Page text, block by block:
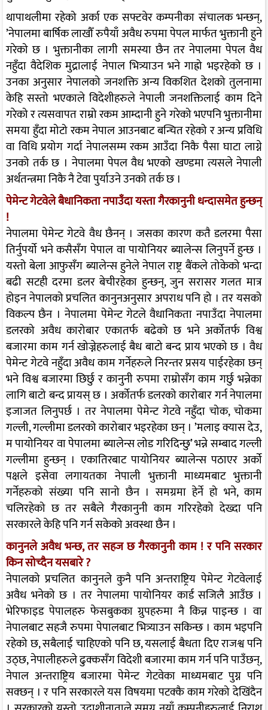
थापाथलीमा रहेको अर्का एक सफ्टवेर कम्पनीका संचालक भन्छन्,
’नेपालमा बार्षिक लाखौँ रुपैयाँ अवैध रुपमा पेपल मार्फत भुक्तानी हुने
गरेको छ । भुक्तानीका लागी समस्या छैन तर नेपालमा पेपल वैध
नहुँदा वैदेशिक मुद्रालाई नेपाल भित्र्याउन भने गाह्रो भइरहेको छ ।
उनका अनुसार नेपालको जनशक्ति अन्य विकशित देशको तुलनामा
केहि सस्तो भएकाले विदेशीहरुले नेपाली जनशक्तिलाई काम दिने
गरेको र त्यसवापत राम्रो रकम आम्दानी हुने गरेको भएपनि भुक्तानीमा
समया हुँदा मोटो रकम नेपाल आउनबाट बन्चित रहेको र अन्य प्रविधि
वा विधि प्रयोग गर्दा नेपालसम्म रकम आउँदा निकै पैसा घाटा लाग्ने
उनको तर्क छ । नेपालमा पेपल वैध भएको खण्डमा त्यसले नेपाली
अर्थतन्त्रमा निकै नै टेवा पुर्याउने उनको तर्क छ ।
पेमेन्ट गेटवेले बैधानिकता नपाउँदा यस्ता गैरकानुनी धन्दासमेत हुन्छन्
!
नेपालमा पेमेन्ट गेटवे वैध छैनन् । जसका कारण कतै डलरमा पैसा
तिर्नुपर्यो भने कसैसँग पेपाल वा पायोनियर ब्यालेन्स लिनुपर्ने हुन्छ ।
यस्तो बेला आफुसँग ब्यालेन्स हुनेले नेपाल राष्ट्र बैंकले तोकेको भन्दा
बढी सटही दरमा डलर बेचीरहेका हुन्छन्, जुन सरासर गलत मात्र
होइन नेपालको प्रचलित कानुनअनुसार अपराध पनि हो । तर यसको
विकल्प छैन । नेपालमा पेमेन्ट गेटले वैधानिकता नपाउँदा नेपालमा
डलरको अवैध कारोबार एकातर्फ बढेको छ भने अर्कोतर्फ विश्व
बजारमा काम गर्न खोज्नेहरुलाई बैध बाटो बन्द प्राय भएको छ । वैध
पेमेन्ट गेटवे नहुँदा अवैध काम गर्नेहरुले निरन्तर प्रसय पाईरहेका छन्
भने विश्व बजारमा छिर्छु र कानुनी रुपमा राम्रोसँग काम गर्छु भन्नेका
लागि बाटो बन्द प्रायस् छ । अर्कोतर्फ डलरको कारोबार गर्न नेपालमा
इजाजत लिनुपर्छ । तर नेपालमा पेमेन्ट गेटवे नहुँदा चोक, चोकमा
गल्ली, गल्लीमा डलरको कारोबार भइरहेका छन् । ’मलाइ क्यास देउ,
म पायोनियर वा पेपालमा ब्यालेन्स लोड गरिदिन्छु’ भन्ने सम्बाद गल्ली
गल्लीमा हुन्छन् । एकातिरबाट पायोनियर ब्यालेन्स पठाएर अर्को
पक्षले इसेवा लगायतका नेपाली भुक्तानी माध्यमबाट भुक्तानी
गर्नेहरुको संख्या पनि सानो छैन । समग्रमा हेर्ने हो भने, काम
चलिरहेको छ तर सबैले गैरकानुनी काम गरिरहेको देख्दा पनि
सरकारले केहि पनि गर्न सकेको अवस्था छैन ।
कानुनले अवैध भन्छ, तर सहज छ गैरकानुनी काम ! र पनि सरकार
किन सोच्दैन यसबारे ?
नेपालको प्रचलित कानुनले कुनै पनि अन्तराष्ट्रिय पेमेन्ट गेटवेलाई
अवैध भनेको छ । तर नेपालमा पायोनियर कार्ड सजिलै आउँछ ।
भेरिफाइड पेपालहरु फेसबुकका ग्रुपहरुमा नै किन्न पाइन्छ । वा
नेपालबाट सहजै रुपमा पेपालबाट भित्र्याउन सकिन्छ । काम भइपनि
रहेको छ, सबैलाई चाहिएको पनि छ, यसलाई बैधता दिए राजश्व पनि
उठ्छ, नेपालीहरुले ढुक्कसँग विदेशी बजारमा काम गर्न पनि पाउँछन्,
नेपाल अन्तराष्ट्रिय बजारमा पेमेन्ट गेटवेका माध्यमबाट पुग्न पनि
सक्छन् । र पनि सरकारले यस विषयमा पटक्कै काम गरेको देखिंदैन